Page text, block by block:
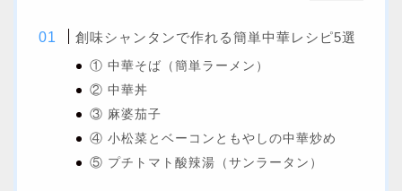
創味シャンタンで作れる簡単中華レシピ5選
① 中華そば（簡単ラーメン）
② 中華丼
③ 麻婆茄子
④ 小松菜とベーコンともやしの中華炒め
⑤ プチトマト酸辣湯（サンラータン）